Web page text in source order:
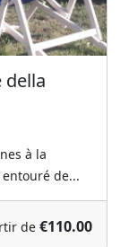
della
à la
de...
de €110.00